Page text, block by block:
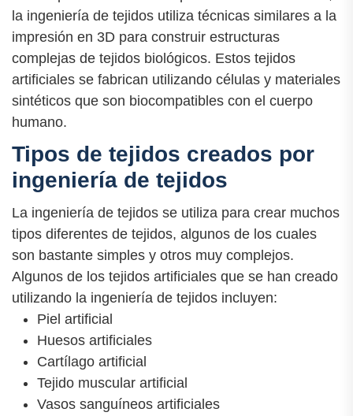
la ingeniería de tejidos utiliza técnicas similares a la
impresión en 3D para construir estructuras
complejas de tejidos biológicos. Estos tejidos
artificiales se fabrican utilizando células y materiales
sintéticos que son biocompatibles con el cuerpo
humano.
Tipos de tejidos creados por
ingeniería de tejidos
La ingeniería de tejidos se utiliza para crear muchos
tipos diferentes de tejidos, algunos de los cuales
son bastante simples y otros muy complejos.
Algunos de los tejidos artificiales que se han creado
utilizando la ingeniería de tejidos incluyen:
Piel artificial
Huesos artificiales
Cartílago artificial
Tejido muscular artificial
Vasos sanguíneos artificiales